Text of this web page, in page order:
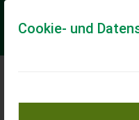
Cookie- und
Meine